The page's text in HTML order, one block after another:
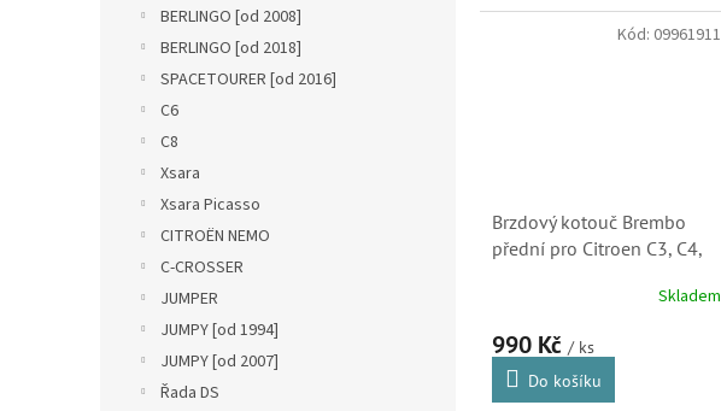
BERLINGO [od 2008]
BERLINGO [od 2018]
SPACETOURER [od 2016]
C6
C8
Xsara
Xsara Picasso
CITROËN NEMO
C-CROSSER
JUMPER
JUMPY [od 1994]
JUMPY [od 2007]
Řada DS
Brzdový kotouč Brembo
přední pro Citroen C3, C4,
Xsara a Xsara Picasso (Skladem
990 Kč / ks
Do košíku
Kód: 09961911